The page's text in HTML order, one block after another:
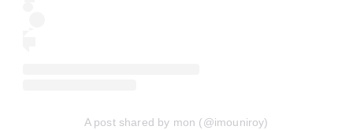
A post shared by mon (@imouniroy)